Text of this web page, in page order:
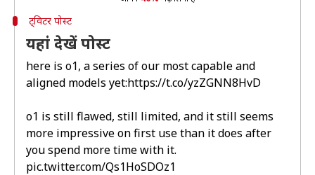
ट्विटर पोस्ट
यहां देखें पोस्ट
here is o1, a series of our most capable and
aligned models yet:https://t.co/yzZGNN8HvD
o1 is still flawed, still limited, and it still seems
more impressive on first use than it does after
you spend more time with it.
pic.twitter.com/Qs1HoSDOz1